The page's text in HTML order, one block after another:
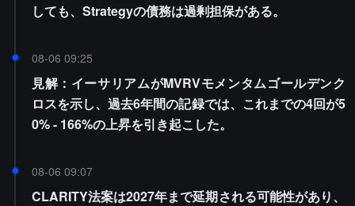
しても、Strategyの債務は過剰担保がある。
08-06 09:25
見解：イーサリアムがMVRVモメンタムゴールデンク
ロスを示し、過去6年間の記録では、これまでの4回が5
0% - 166%の上昇を引き起こした。
08-06 09:07
CLARITY法案は2027年まで延期される可能性があり、